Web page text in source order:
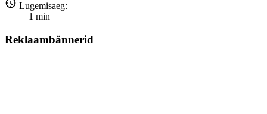
Lugemisaeg:
1 min
Reklaambännerid